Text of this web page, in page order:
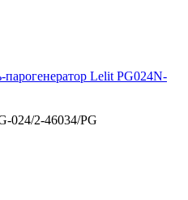
парогенератор Lelit PG024N-
024/2-46034/PG